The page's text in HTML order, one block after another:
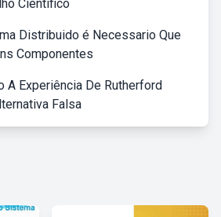
Científico
Distribuido é Necessario Que
Componentes
A Experiência De Rutherford
Falsa